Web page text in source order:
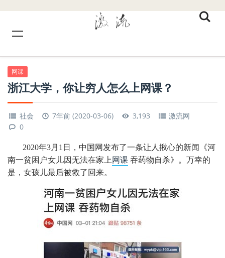
网课
浙江大学，你让穷人怎么上网课？
社会 7年前 (2020-03-06) 3,193
激流网
0
2020年3月1日，中国网发布了一条让人揪心的新闻《河
南一贫困户女儿因无法在家上 网课 吞药物自杀》。万幸的
是，女孩儿最后被救了回来。